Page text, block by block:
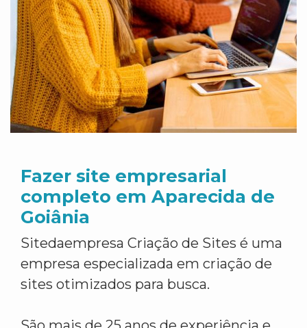
Fazer site empresarial
completo em Aparecida de
Goiânia
Sitedaempresa Criação de Sites é uma
empresa especializada em criação de
sites otimizados para busca.